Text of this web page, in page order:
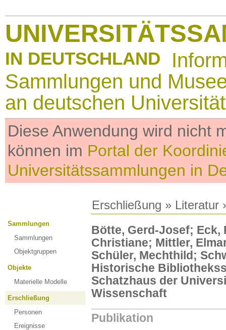
IN DEUTSCHLAND
Sammlungen und
an deutschen
Diese Anwendung wird nicht
können im Portal der
Universitätssammlungen in
Erschließung » Literatur
Sammlungen
Sammlungen
Objektgruppen
Objekte
Materielle Modelle
Erschließung
Personen
Ereignisse
Bötte, Gerd-Josef; Eck,
Christiane; Mittler,
Schüler, Mechthild;
Historische
Schatzhaus der
Wissenschaft
Publikation